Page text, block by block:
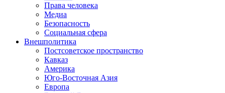
Права человека
Медиа
Безопасность
Социальная сфера
Внешполитика
Постсоветское пространство
Кавказ
Америка
Юго-Восточная Азия
Европа